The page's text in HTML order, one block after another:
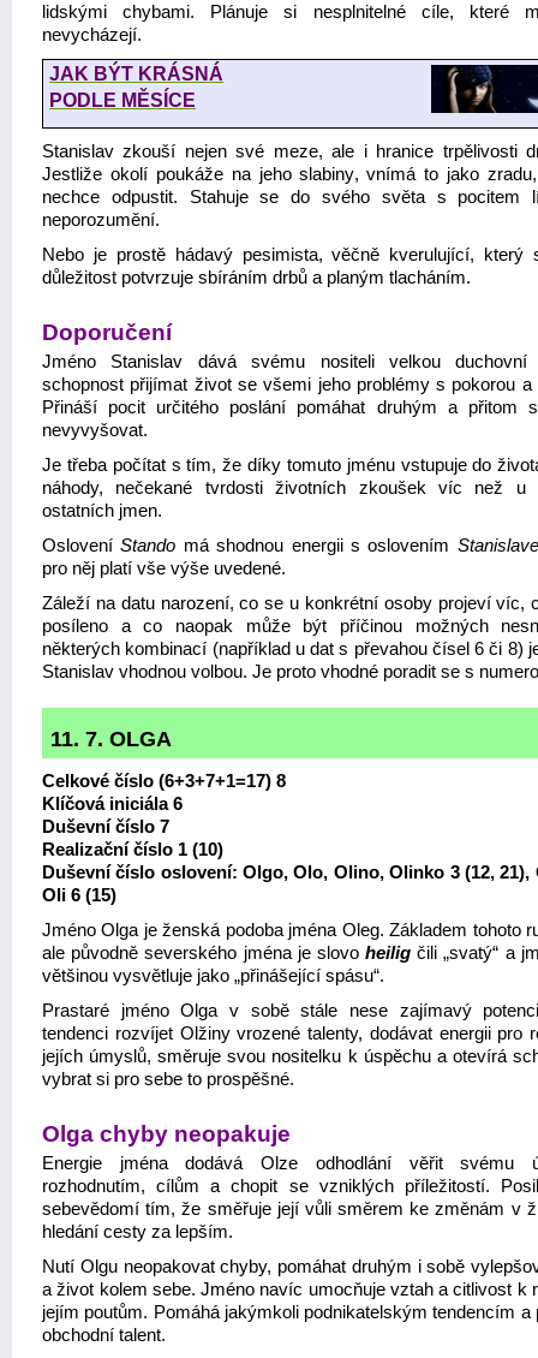
lidskými chybami. Plánuje si nesplnitelné cíle, které
nevycházejí.
JAK BÝT KRÁSNÁ
PODLE MĚSÍCE
Stanislav zkouší nejen své meze, ale i hranice trpělivosti
Jestliže okolí poukáže na jeho slabiny, vnímá to jako
nechce odpustit. Stahuje se do svého světa s pocitem
neporozumění.
Nebo je prostě hádavý pesimista, věčně kverulující, který
důležitost potvrzuje sbíráním drbů a planým tlacháním.
Doporučení
Jméno Stanislav dává svému nositeli velkou
schopnost přijímat život se všemi jeho problémy s pokorou a
Přináší pocit určitého poslání pomáhat druhým a přitom
nevyvyšovat.
Je třeba počítat s tím, že díky tomuto jménu vstupuje do
náhody, nečekané tvrdosti životních zkoušek víc než u
ostatních jmen.
OsloveníStando má shodnou energii s oslovením Stanislave
pro něj platí vše výše uvedené.
Záleží na datu narození, co se u konkrétní osoby projeví víc,
posíleno a co naopak může být příčinou možných
některých kombinací (například u dat s převahou čísel 6 či 8)
Stanislav vhodnou volbou. Je proto vhodné poradit se s
11. 7. OLGA
Celkové číslo (6+3+7+1=17) 8
Klíčová iniciála 6
Duševní číslo 7
Realizační číslo 1 (10)
Duševní číslo oslovení: Olgo, Olo, Olino, Olinko 3 (12, 21),
Oli 6 (15)
Jméno Olga je ženská podoba jména Oleg. Základem tohoto
ale původně severského jména je slovoheilig čili „svatý“ a
většinou vysvětluje jako „přinášející spásu“.
Prastaré jméno Olga v sobě stále nese zajímavý
tendenci rozvíjet Olžiny vrozené talenty, dodávat energii pro
jejích úmyslů, směruje svou nositelku k úspěchu a otevírá
vybrat si pro sebe to prospěšné.
Olga chyby neopakuje
Energie jména dodává Olze odhodlání věřit svému
rozhodnutím, cílům a chopit se vzniklých příležitostí.
sebevědomí tím, že směřuje její vůli směrem ke změnám v
hledání cesty za lepším.
Nutí Olgu neopakovat chyby, pomáhat druhým i sobě
a život kolem sebe. Jméno navíc umocňuje vztah a citlivost k
jejím poutům. Pomáhá jakýmkoli podnikatelským tendencím a
obchodní talent.